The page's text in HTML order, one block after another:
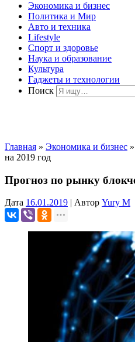
Экономика и бизнес
Политика и Мир
Авто и техника
Lifestyle
Спорт и здоровье
Наука и образование
Культура
Гаджеты и технологии
Поиск
Главная » Экономика и бизнес »
на 2019 год
Прогноз по рынку
Дата 16.01.2019 | Автор Yury M